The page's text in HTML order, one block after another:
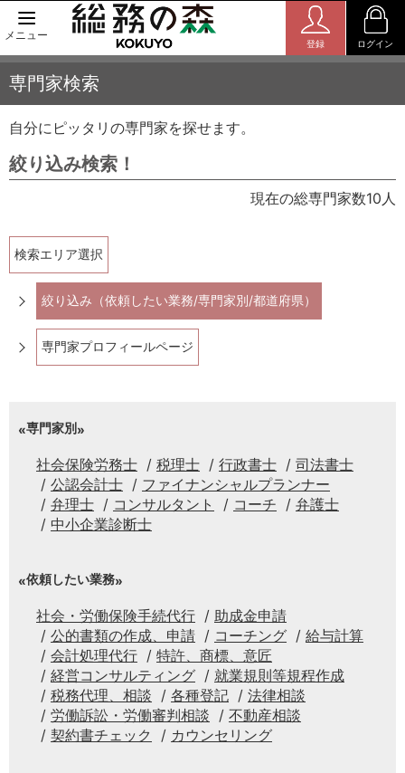
メニュー
登録 ログイン
専門家検索
自分にピッタリの専門家を探せます。
絞り込み検索！
現在の総専門家数10人
検索エリア選択
絞り込み（依頼したい業務/専門家別/都道府県）
専門家プロフィールページ
専門家別
社会保険労務士 税理士 行政書士
司法書士
公認会計士
ファイナンシャルプランナー
弁理士
コンサルタント コーチ
弁護士
中小企業診断士
依頼したい業務
社会・労働保険手続代行
助成金申請
公的書類の作成、申請
コーチング
給与計算
会計処理代行
特許、商標、意匠
経営コンサルティング
就業規則等規程作成
税務代理、相談
各種登記
法律相談
労働訴訟・労働審判相談
不動産相談
契約書チェック
カウンセリング